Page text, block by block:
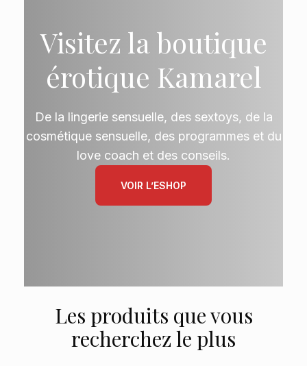
Visitez la boutique
érotique Kamarel
De la lingerie sensuelle, des sextoys, de la
cosmétique sensuelle, des programmes et du
love coach et des conseils.
VOIR L’ESHOP
Les produits que vous
recherchez le plus